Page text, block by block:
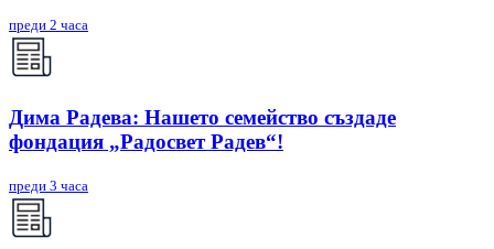
преди 2 часа
Дима Радева: Нашето семейство създаде
фондация „Радосвет Радев“!
преди 3 часа